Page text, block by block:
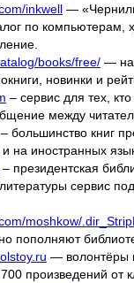
inkwell —
по компьютерам,
books/free/ — на
новинки и
– сервис для тех,
между
большинство книг
на иностранных
– президентская
сервис
moshkow/
пополняют
— волонтёры
произведений от